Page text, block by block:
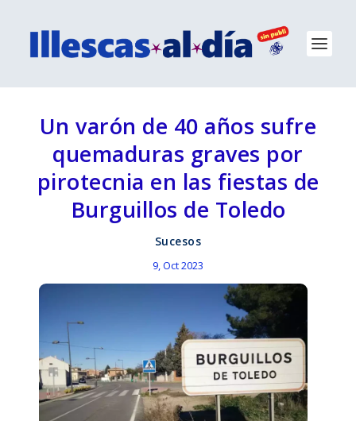
Un varón de 40 años sufre
quemaduras graves por
pirotecnia en las fiestas de
Burguillos de Toledo
Sucesos
9, Oct 2023